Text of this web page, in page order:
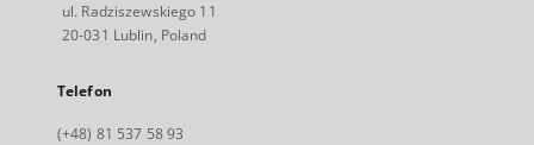
ul. Radziszewskiego 11
20-031 Lublin, Poland
Telefon
(+48) 81 537 58 93